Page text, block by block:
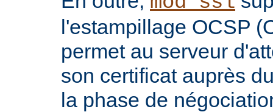
l'estampillage OCSP
permet au serveur
son certificat auprès
la phase de